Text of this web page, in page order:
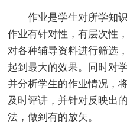
作业是学生对所学知识
作业有针对性，有层次性
对各种辅导资料进行筛选
起到最大的效果。同时对
并分析学生的作业情况，
及时评讲，并针对反映出
法，做到有的放矢。